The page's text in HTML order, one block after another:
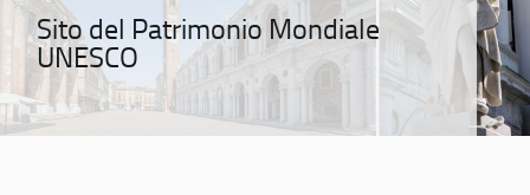
Sito del Patrimonio Mondiale
UNESCO